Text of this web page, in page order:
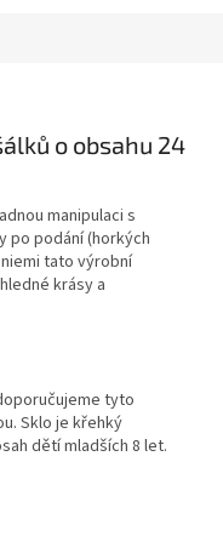
o obsahu 24
manipulaci s
po podání (horkých
tato výrobní
krásy a
tyto
Sklo je křehký
dětí mladších 8 let.